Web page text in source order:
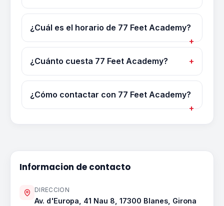
¿Cuál es el horario de 77 Feet Academy?
¿Cuánto cuesta 77 Feet Academy?
¿Cómo contactar con 77 Feet Academy?
Informacion de contacto
DIRECCION
Av. d'Europa, 41 Nau 8, 17300 Blanes, Girona